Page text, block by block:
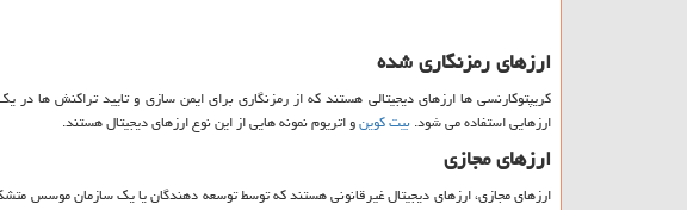
ارزهای رمزنگاری شده
کریپتوکارنسی ها ارزهای دیجیتالی هستند که از رمزنگاری برای ایمن سازی و تایید تراکنش ها
ارزهایی استفاده می شود.بیت کوینو اتریوم نمونه هایی از این نوع ارزهای دیجیتال هستند.
ارزهای مجازی
ارزهای مجازی، ارزهای دیجیتال غیرقانونی هستند که توسط توسعه دهندگان یا یک سازمان موسس